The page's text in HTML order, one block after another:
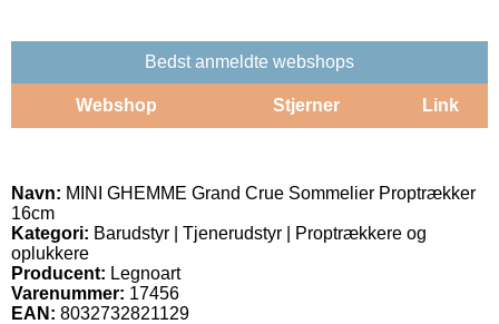
Bedst anmeldte webshops
Webshop Stjerner Link
Navn: MINI GHEMME Grand Crue Sommelier Proptrækker
16cm
Kategori: Barudstyr | Tjenerudstyr | Proptrækkere og
oplukkere
Producent: Legnoart
Varenummer: 17456
EAN: 8032732821129